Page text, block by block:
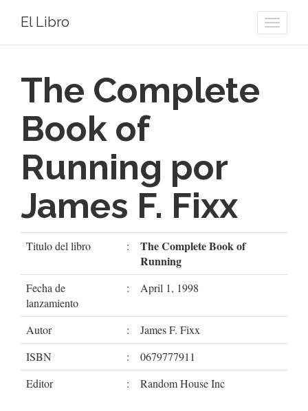
Toggle
El Libro
The Complete
Book of
Running por
James F. Fixx
Titulo del libro :
The Complete Book of
Running
Fecha de
lanzamiento
: April 1, 1998
Autor :
James F. Fixx
ISBN
:
0679777911
Editor
: Random House Inc